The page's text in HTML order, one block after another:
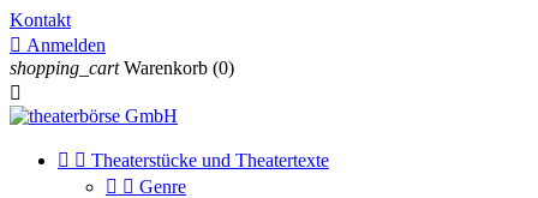
Kontakt
 Anmelden
shopping_cart Warenkorb (0)

  Theaterstücke und Theatertexte
  Genre